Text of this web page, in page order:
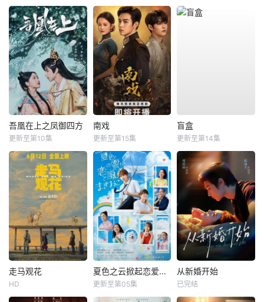
吾凰在上之凤御四方
更新至第10集
南戏
更新至第15集
盲盒
更新至第14集
走马观花
HD
夏色之云掀起恋爱与风暴
更新至第05集
从新婚开始
已完结